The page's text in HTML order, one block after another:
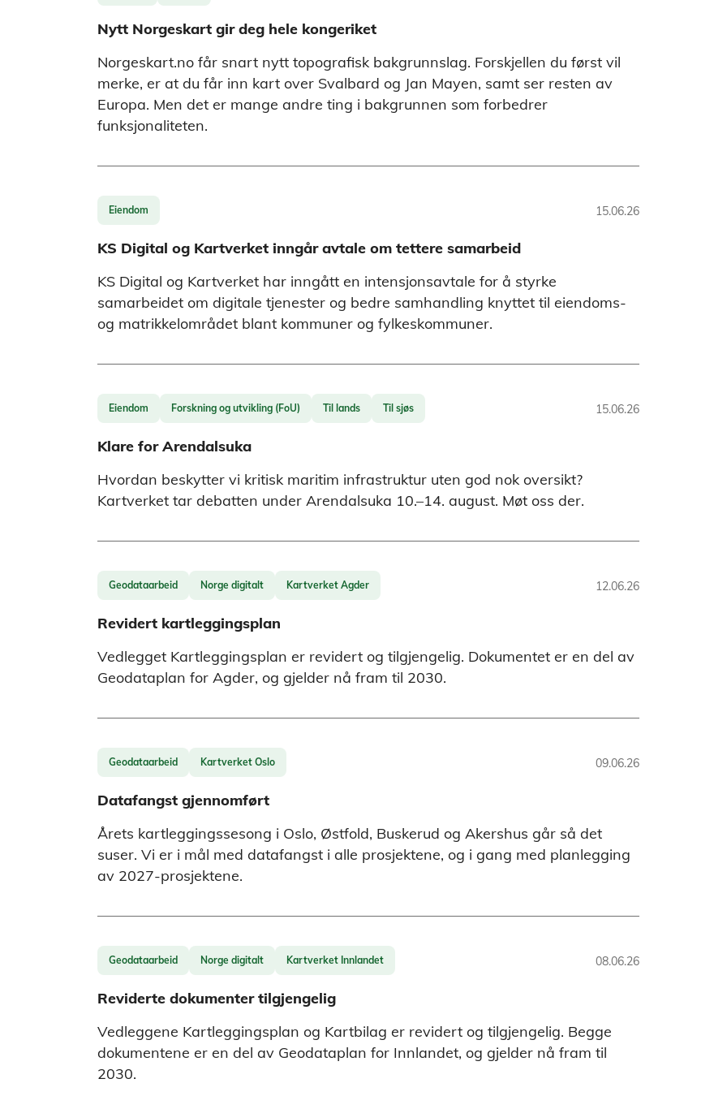
Nytt Norgeskart gir deg hele kongeriket
Norgeskart.no får snart nytt topografisk bakgrunnslag. Forskjellen du først vil
merke, er at du får inn kart over Svalbard og Jan Mayen, samt ser resten av
Europa. Men det er mange andre ting i bakgrunnen som forbedrer
funksjonaliteten.
Eiendom 15.06.26
KS Digital og Kartverket inngår avtale om tettere samarbeid
KS Digital og Kartverket har inngått en intensjonsavtale for å styrke
samarbeidet om digitale tjenester og bedre samhandling knyttet til eiendoms-
og matrikkelområdet blant kommuner og fylkeskommuner.
Eiendom Forskning og utvikling (FoU) Til lands Til sjøs 15.06.26
Klare for Arendalsuka
Hvordan beskytter vi kritisk maritim infrastruktur uten god nok oversikt?
Kartverket tar debatten under Arendalsuka 10.–14. august. Møt oss der.
Geodataarbeid Norge digitalt Kartverket Agder 12.06.26
Revidert kartleggingsplan
Vedlegget Kartleggingsplan er revidert og tilgjengelig. Dokumentet er en del av
Geodataplan for Agder, og gjelder nå fram til 2030.
Geodataarbeid Kartverket Oslo 09.06.26
Datafangst gjennomført
Årets kartleggingssesong i Oslo, Østfold, Buskerud og Akershus går så det
suser. Vi er i mål med datafangst i alle prosjektene, og i gang med planlegging
av 2027-prosjektene.
Geodataarbeid Norge digitalt Kartverket Innlandet 08.06.26
Reviderte dokumenter tilgjengelig
Vedleggene Kartleggingsplan og Kartbilag er revidert og tilgjengelig. Begge
dokumentene er en del av Geodataplan for Innlandet, og gjelder nå fram til
2030.